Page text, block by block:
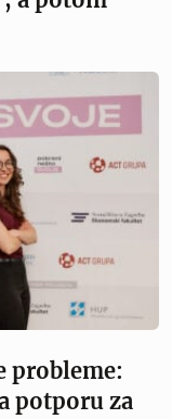
probleme:
potporu za